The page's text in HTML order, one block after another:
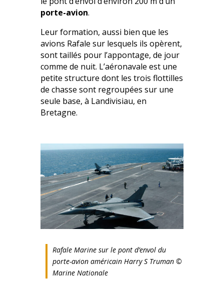
porte-avion.
Leur formation, aussi bien que les
avions Rafale sur lesquels ils opèrent,
sont taillés pour l’appontage, de jour
comme de nuit. L’aéronavale est une
petite structure dont les trois flottilles
de chasse sont regroupées sur une
seule base, à Landivisiau, en
Bretagne.
Rafale Marine sur le pont d’envol du
porte-avion américain Harry S Truman ©
Marine Nationale